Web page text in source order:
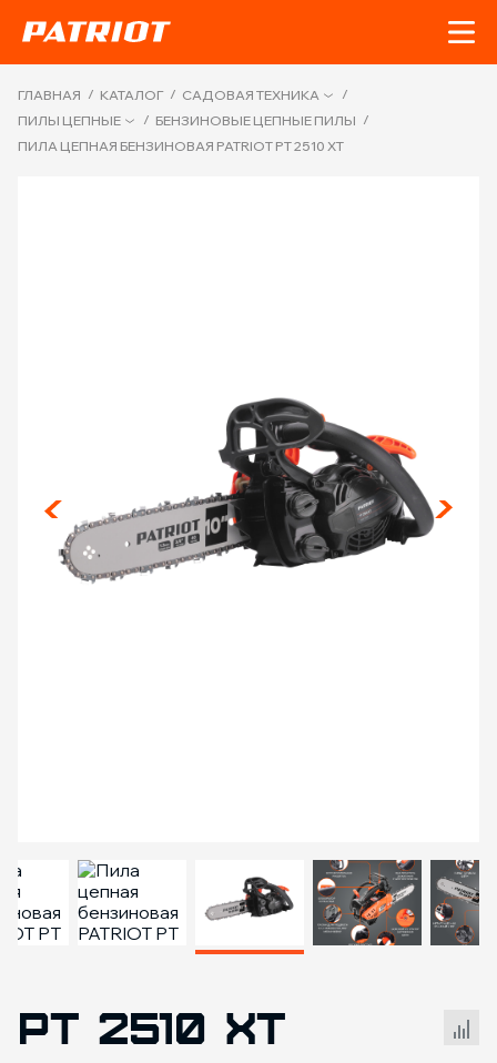
ГЛАВНАЯ / КАТАЛОГ / САДОВАЯ ТЕХНИКА
/
ПИЛЫ ЦЕПНЫЕ
/ БЕНЗИНОВЫЕ ЦЕПНЫЕ ПИЛЫ /
ПИЛА ЦЕПНАЯ БЕНЗИНОВАЯ PATRIOT PT 2510 XT
PT 2510 XTСравнение товаров